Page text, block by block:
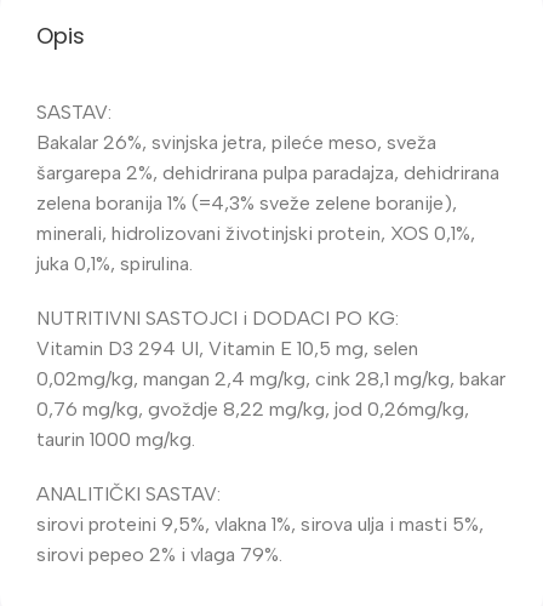
Opis
SASTAV:
Bakalar 26%, svinjska jetra, pileće meso, sveža
šargarepa 2%, dehidrirana pulpa paradajza, dehidrirana
zelena boranija 1% (=4,3% sveže zelene boranije),
minerali, hidrolizovani životinjski protein, XOS 0,1%,
juka 0,1%, spirulina.
NUTRITIVNI SASTOJCI i DODACI PO KG:
Vitamin D3 294 UI, Vitamin E 10,5 mg, selen
0,02mg/kg, mangan 2,4 mg/kg, cink 28,1 mg/kg, bakar
0,76 mg/kg, gvoždje 8,22 mg/kg, jod 0,26mg/kg,
taurin 1000 mg/kg.
ANALITIČKI SASTAV:
sirovi proteini 9,5%, vlakna 1%, sirova ulja i masti 5%,
sirovi pepeo 2% i vlaga 79%.